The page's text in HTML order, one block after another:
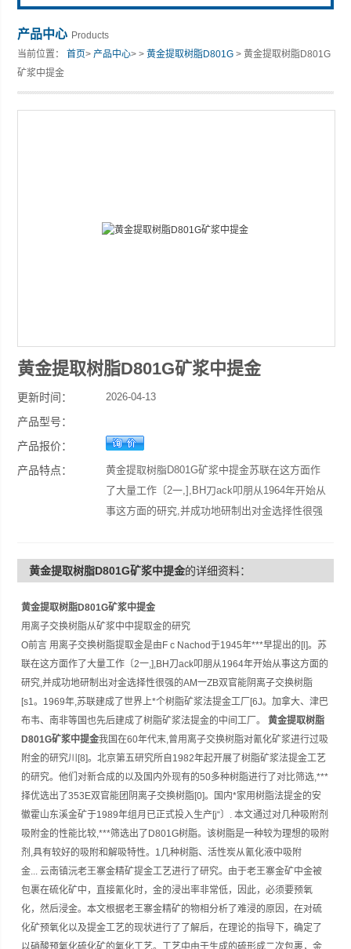
产品中心 Products
当前位置：首页>产品中心> >黄金提取树脂D801G > 黄金提取树脂D801G
矿浆中提金
黄金提取树脂D801G矿浆中提金
更新时间： 2026-04-13
产品型号：
产品报价：
产品特点：
黄金提取树脂D801G矿浆中提金苏联在这方面作
了大量工作〔2一,],BH刀ack叩朋从1964年开始从
事这方面的研究,并成功地研制出对金选择性很强
大、津巴布韦、南非等国也先后建成了树脂矿浆法
黄金提取树脂D801G矿浆中提金的详细资料：
黄金提取树脂D801G矿浆中提金
用离子交换树脂从矿浆中中提取金的研究
O前言 用离子交换树脂提取金是由F c Nachod于1945年***早提出的[l]。苏
联在这方面作了大量工作〔2一,],BH刀ack叩朋从1964年开始从事这方面的
研究,并成功地研制出对金选择性很强的AM一ZB双官能阴离子交换树脂
[s1。1969年,苏联建成了世界上*个树脂矿浆法提金工厂[6J。加拿大、津巴
布韦、南非等国也先后建成了树脂矿浆法提金的中间工厂。黄金提取树脂
D801G矿浆中提金我国在60年代末,曾用离子交换树脂对氰化矿浆进行过吸
附金的研究川[8]。北京第五研究所自1982年起开展了树脂矿浆法提金工艺
的研究。他们对新合成的以及国内外现有的50多种树脂进行了对比筛选,***
择优选出了353E双官能团阴离子交换树脂[0]。国内*家用树脂法提金的安
徽霍山东溪金矿于1989年组月已正式投入生产[j“〕. 本文通过对几种吸附剂
吸附金的性能比较,***筛选出了D801G树脂。该树脂是一种较为理想的吸附
剂,具有较好的吸附和解吸特性。1几种树脂、活性炭从氰化液中吸附
金... 云南镇沅老王寨金精矿提金工艺进行了研究。由于老王寨金矿中金被
包裹在硫化矿中，直接氰化时，金的浸出率非常低，因此，必须要预氧
化，然后浸金。本文根据老王寨金精矿的物相分析了难浸的原因，在对硫
化矿预氧化以及提金工艺的现状进行了了解后，在理论的指导下，确定了
以硝酸预氧化硫化矿的氧化工艺。
工艺中由于生成的硫形成二次包裹，金